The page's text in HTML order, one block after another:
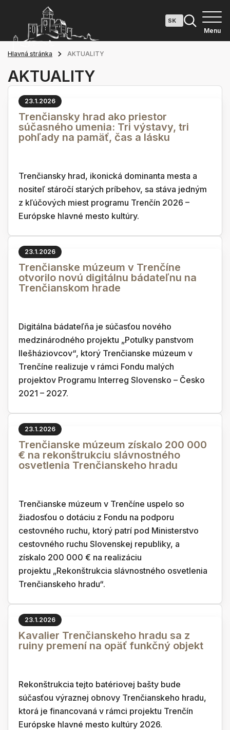
Menu
Hlavná stránka AKTUALITY
AKTUALITY
23.1.2026
Trenčiansky hrad ako priestor
súčasného umenia: Tri výstavy, tri
pohľady na pamäť, čas a lásku
Trenčiansky hrad, ikonická dominanta mesta a
nositeľ stáročí starých príbehov, sa stáva jedným
z kľúčových miest programu Trenčín 2026 –
Európske hlavné mesto kultúry.
23.1.2026
Trenčianske múzeum v Trenčíne
otvorilo novú digitálnu bádateľnu na
Trenčianskom hrade
Digitálna bádateľňa je súčasťou nového
medzinárodného projektu „Potulky panstvom
Ilešháziovcov“, ktorý Trenčianske múzeum v
Trenčíne realizuje v rámci Fondu malých
projektov Programu Interreg Slovensko – Česko
2021 – 2027.
23.1.2026
Trenčianske múzeum získalo 200 000
€ na rekonštrukciu slávnostného
osvetlenia Trenčianskeho hradu
Trenčianske múzeum v Trenčíne uspelo so
žiadosťou o dotáciu z Fondu na podporu
cestovného ruchu, ktorý patrí pod Ministerstvo
cestovného ruchu Slovenskej republiky, a
získalo 200 000 € na realizáciu
projektu „Rekonštrukcia slávnostného osvetlenia
Trenčianskeho hradu“.
23.1.2026
Kavalier Trenčianskeho hradu sa z
ruiny premení na opäť funkčný objekt
Rekonštrukcia tejto batériovej bašty bude
súčasťou výraznej obnovy Trenčianskeho hradu,
ktorá je financovaná v rámci projektu Trenčín
Európske hlavné mesto kultúry 2026.